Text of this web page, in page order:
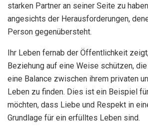
starken Partner an seiner Seite zu
angesichts der Herausforderungen,
Person gegenübersteht.
Ihr Leben fernab der Öffentlichkeit
Beziehung auf eine Weise schützen,
eine Balance zwischen ihrem privaten
Leben zu finden. Dies ist ein Beispiel
möchten, dass Liebe und Respekt in
Grundlage für ein erfülltes Leben sind.